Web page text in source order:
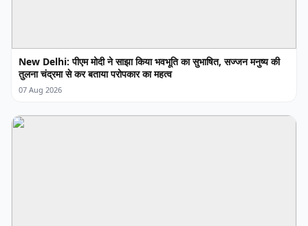
New Delhi: पीएम मोदी ने साझा किया भवभूति का सुभाषित, सज्जन मनुष्य की
तुलना चंद्रमा से कर बताया परोपकार का महत्व
07 Aug 2026